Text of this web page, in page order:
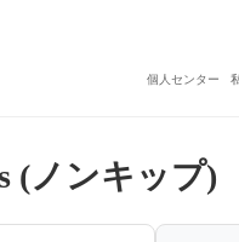
個人センター
(ノンキップ)